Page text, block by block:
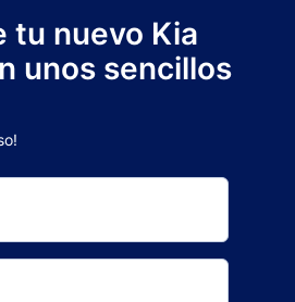
tu nuevo Kia
unos sencillos